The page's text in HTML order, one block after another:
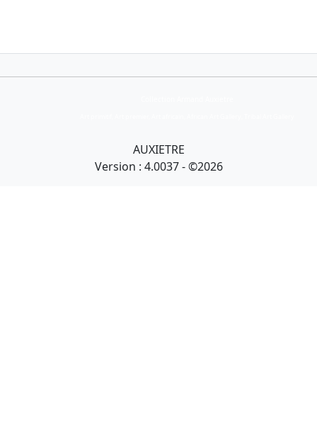
AUXIETRE
Version : 4.0037 - ©2026